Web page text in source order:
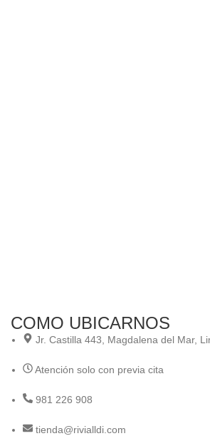
COMO UBICARNOS
Jr. Castilla 443, Magdalena del Mar,
Atención solo con previa cita
981 226 908
tienda@rivialldi.com